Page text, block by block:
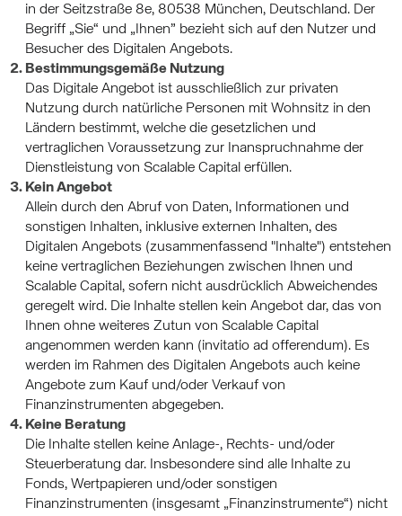
in der Seitzstraße 8e, 80538 München, Deutschland. Der
Begriff „Sie“ und „Ihnen” bezieht sich auf den Nutzer und
Besucher des Digitalen Angebots.
Bestimmungsgemäße Nutzung
Das Digitale Angebot ist ausschließlich zur privaten
Nutzung durch natürliche Personen mit Wohnsitz in den
Ländern bestimmt, welche die gesetzlichen und
vertraglichen Voraussetzung zur Inanspruchnahme der
Dienstleistung von Scalable Capital erfüllen.
Kein Angebot
Allein durch den Abruf von Daten, Informationen und
sonstigen Inhalten, inklusive externen Inhalten, des
Digitalen Angebots (zusammenfassend "Inhalte") entstehen
keine vertraglichen Beziehungen zwischen Ihnen und
Scalable Capital, sofern nicht ausdrücklich Abweichendes
geregelt wird. Die Inhalte stellen kein Angebot dar, das von
Ihnen ohne weiteres Zutun von Scalable Capital
angenommen werden kann (invitatio ad offerendum). Es
werden im Rahmen des Digitalen Angebots auch keine
Angebote zum Kauf und/oder Verkauf von
Finanzinstrumenten abgegeben.
Keine Beratung
Die Inhalte stellen keine Anlage-, Rechts- und/oder
Steuerberatung dar. Insbesondere sind alle Inhalte zu
Fonds, Wertpapieren und/oder sonstigen
Finanzinstrumenten (insgesamt „Finanzinstrumente“) nicht